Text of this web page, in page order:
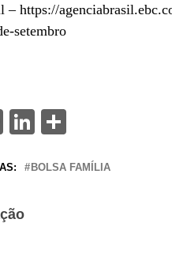
– https://
setembro
Messenger
LinkedIn
BOLSA FAMÍLIA